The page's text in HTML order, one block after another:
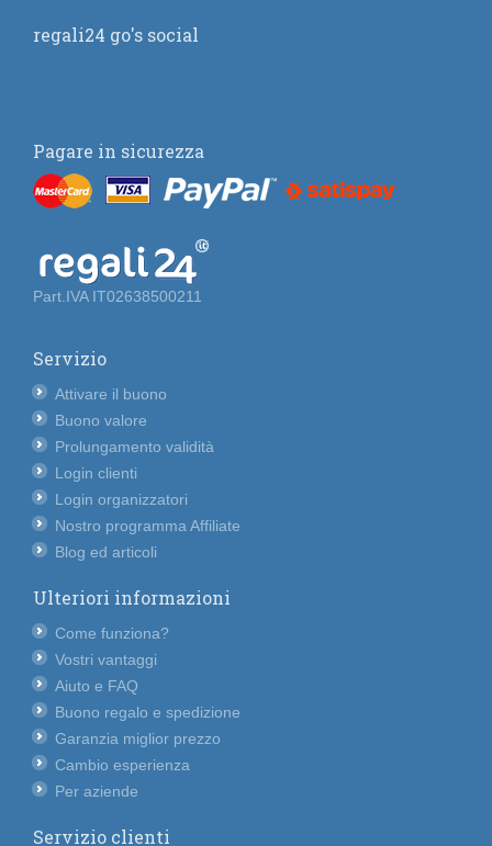
regali24 go's social
Pagare in sicurezza
Part.IVA IT02638500211
Servizio
Attivare il buono
Buono valore
Prolungamento validità
Login clienti
Login organizzatori
Nostro programma Affiliate
Blog ed articoli
Ulteriori informazioni
Come funziona?
Vostri vantaggi
Aiuto e FAQ
Buono regalo e spedizione
Garanzia miglior prezzo
Cambio esperienza
Per aziende
Servizio clienti